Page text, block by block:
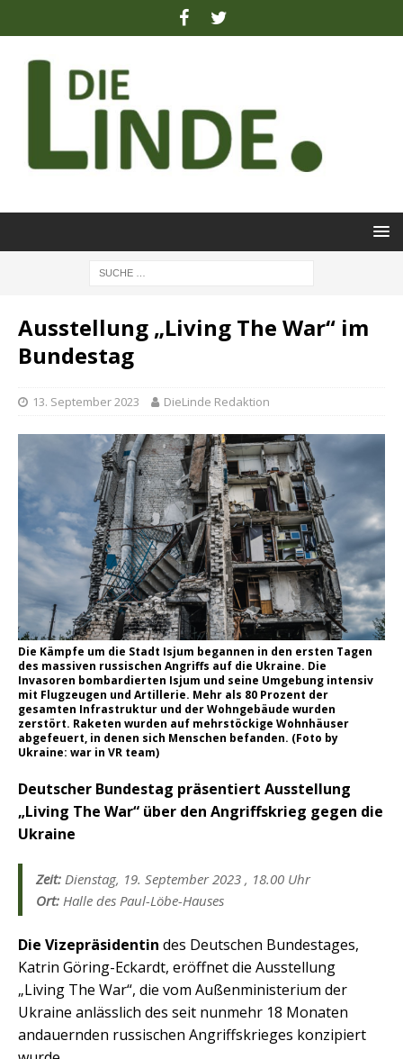
Ausstellung „Living The War“ im
Bundestag
13. September 2023 DieLinde Redaktion
Die Kämpfe um die Stadt Isjum begannen in den ersten Tagen
des massiven russischen Angriffs auf die Ukraine. Die
Invasoren bombardierten Isjum und seine Umgebung intensiv
mit Flugzeugen und Artillerie. Mehr als 80 Prozent der
gesamten Infrastruktur und der Wohngebäude wurden
zerstört. Raketen wurden auf mehrstöckige Wohnhäuser
abgefeuert, in denen sich Menschen befanden. (Foto by
Ukraine: war in VR team)
Deutscher Bundestag präsentiert Ausstellung
„Living The War“ über den Angriffskrieg gegen die
Ukraine
Zeit: Dienstag, 19. September 2023 , 18.00 Uhr
Ort: Halle des Paul-Löbe-Hauses
Die Vizepräsidentin des Deutschen Bundestages,
Katrin Göring-Eckardt, eröffnet die Ausstellung
„Living The War“, die vom Außenministerium der
Ukraine anlässlich des seit nunmehr 18 Monaten
andauernden russischen Angriffskrieges konzipiert